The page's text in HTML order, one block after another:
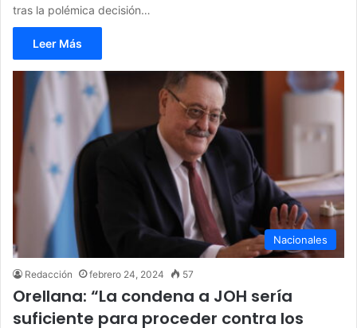
tras la polémica decisión…
Leer Más
Nacionales
Redacción febrero 24, 2024 57
Orellana: “La condena a JOH sería
suficiente para proceder contra los